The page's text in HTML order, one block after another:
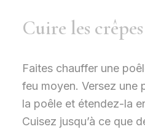
Cuire les crêpes
Faites chauffer une
feu moyen. Versez une
la poêle et étendez-la
Cuisez jusqu’à ce que